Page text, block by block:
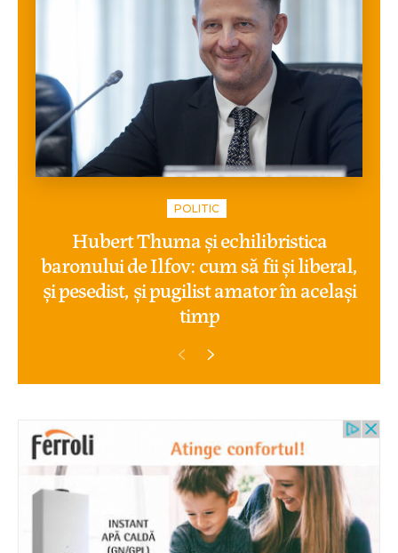
POLITIC
Hubert Thuma și echilibristica
baronului de Ilfov: cum să fii și liberal,
și pesedist, și pugilist amator în același
timp